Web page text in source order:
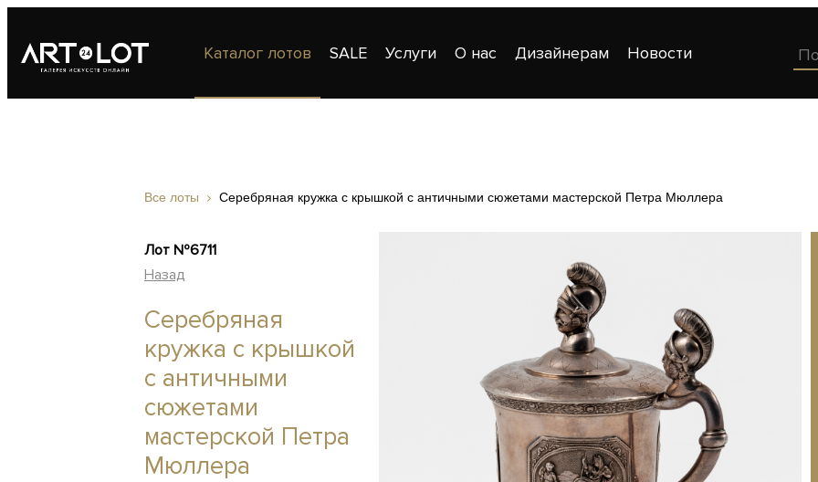
Каталог лотов SALE Услуги О нас Дизайнерам Новости
Все лоты Серебряная кружка с крышкой с античными сюжетами мастерской Петра Мюллера
Лот №6711
Назад
Серебряная
кружка с крышкой
с античными
сюжетами
мастерской Петра
Мюллера